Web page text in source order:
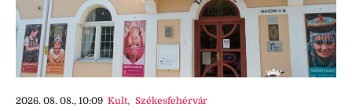
2026. 08. 08., 10:09 Kult, Székesfehérvár